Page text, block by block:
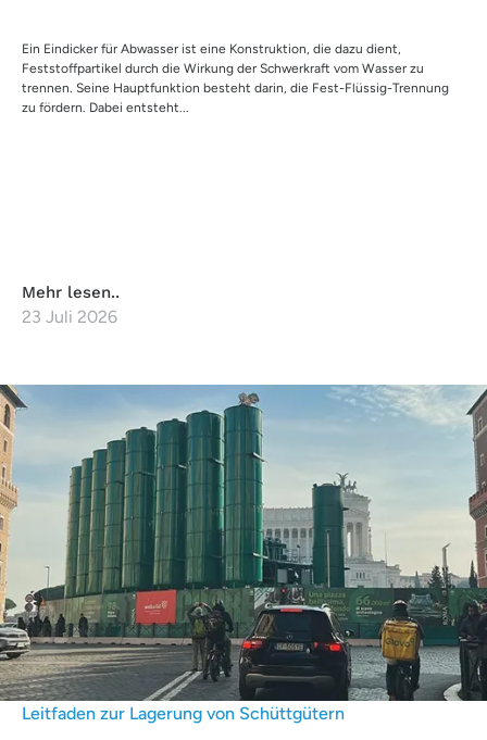
Ein Eindicker für Abwasser ist eine Konstruktion, die dazu dient,
Feststoffpartikel durch die Wirkung der Schwerkraft vom Wasser zu
trennen. Seine Hauptfunktion besteht darin, die Fest-Flüssig-Trennung
zu fördern. Dabei entsteht...
Mehr lesen..
23 Juli 2026
Leitfaden zur Lagerung von Schüttgütern